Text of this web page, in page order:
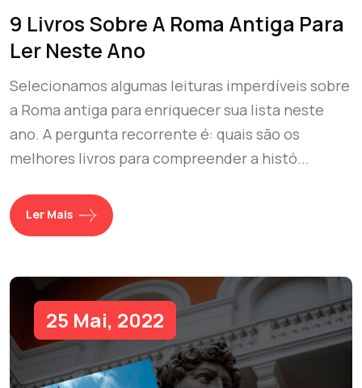
9 Livros Sobre A Roma Antiga Para
Ler Neste Ano
Selecionamos algumas leituras imperdíveis sobre
a Roma antiga para enriquecer sua lista neste
ano. A pergunta recorrente é: quais são os
melhores livros para compreender a histó...
Ler Mais
25 Mai, 2022